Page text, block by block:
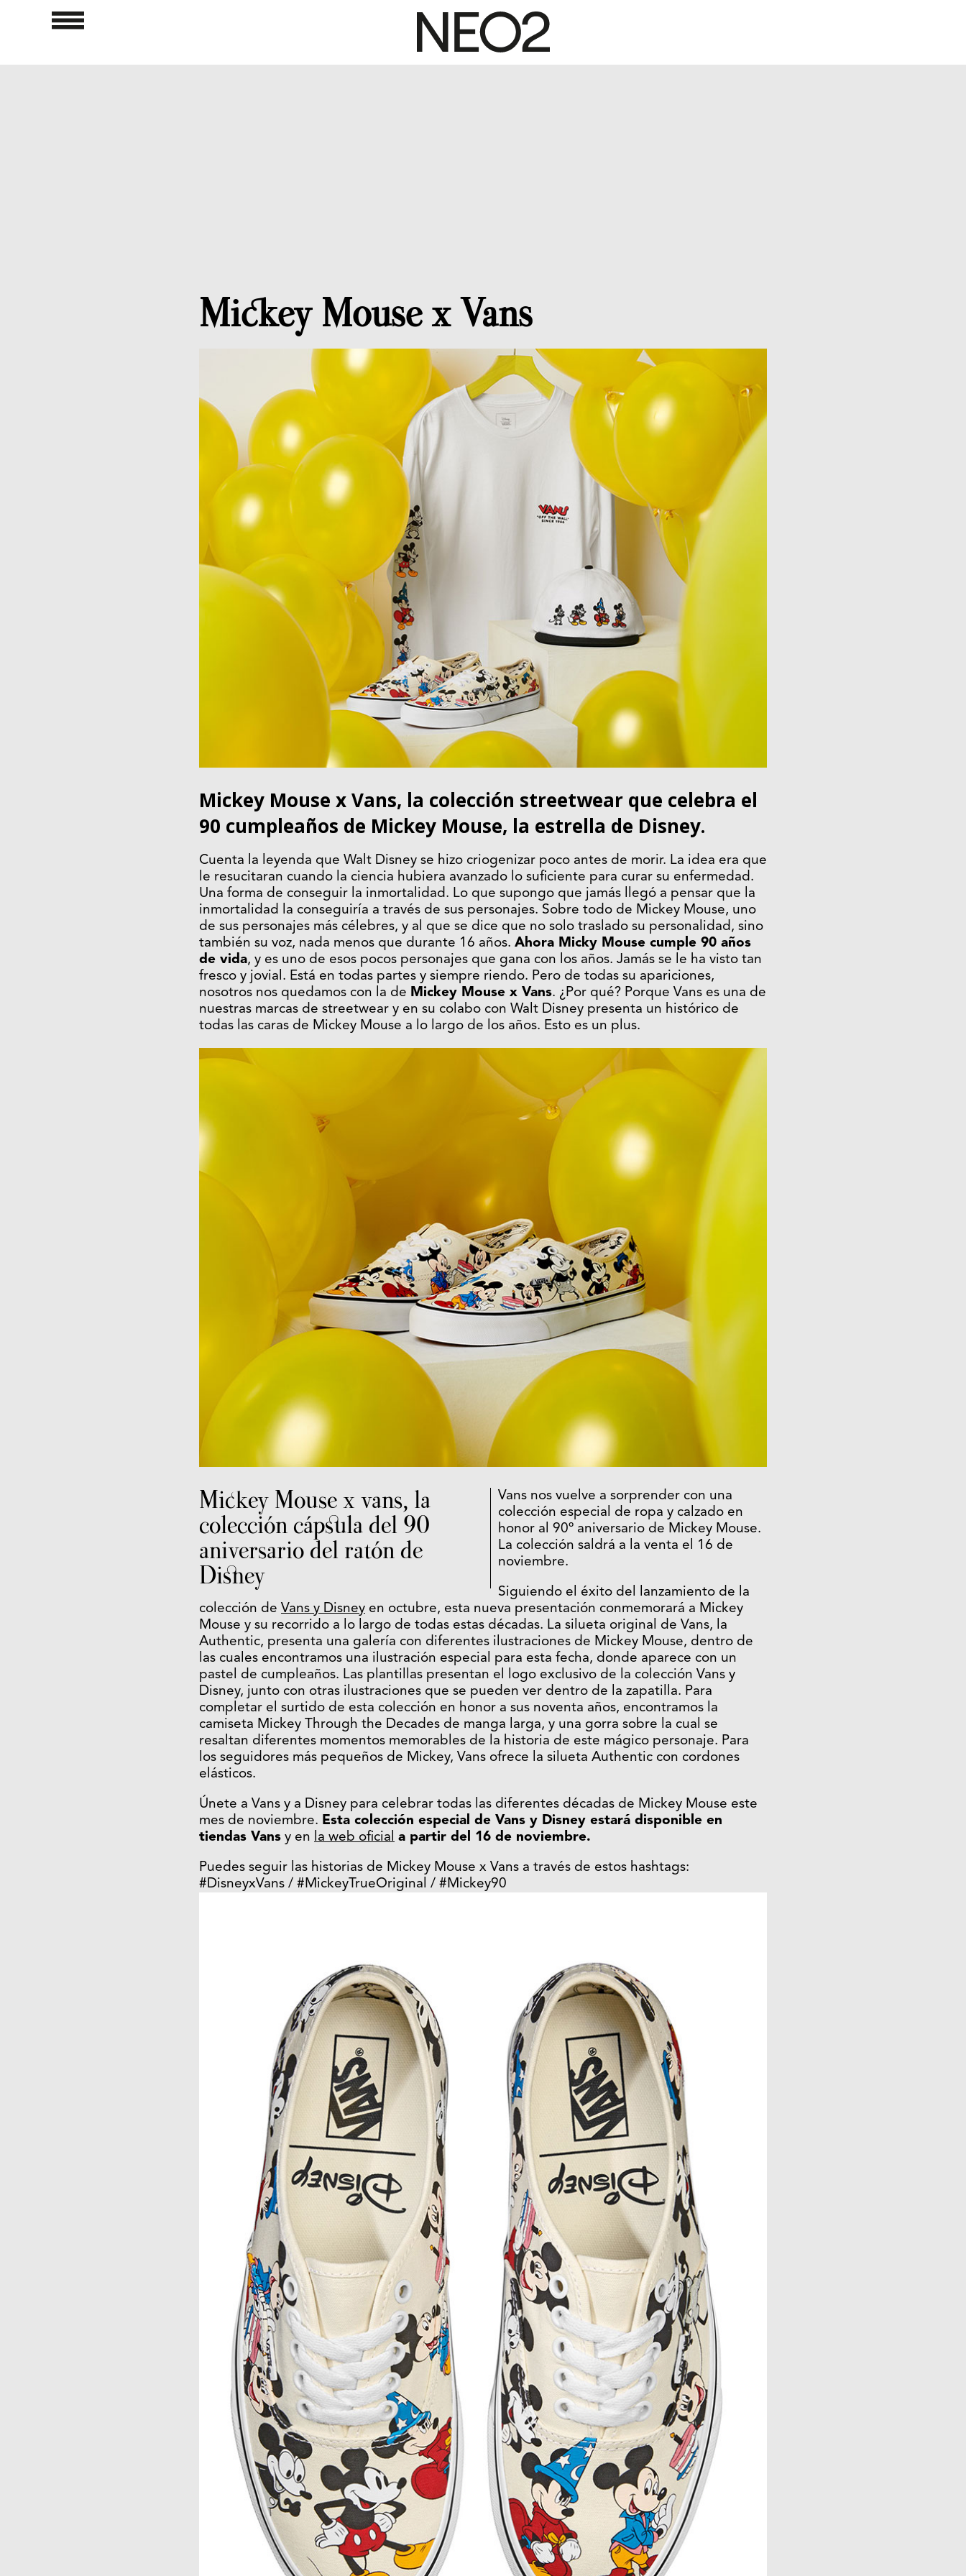
Mickey Mouse x Vans
Mickey Mouse x Vans, la colección streetwear que celebra el
90 cumpleaños de Mickey Mouse, la estrella de Disney.
Cuenta la leyenda que Walt Disney se hizo criogenizar poco antes de morir. La idea era que
le resucitaran cuando la ciencia hubiera avanzado lo suficiente para curar su enfermedad.
Una forma de conseguir la inmortalidad. Lo que supongo que jamás llegó a pensar que la
inmortalidad la conseguiría a través de sus personajes. Sobre todo de Mickey Mouse, uno
de sus personajes más célebres, y al que se dice que no solo traslado su personalidad, sino
también su voz, nada menos que durante 16 años. Ahora Micky Mouse cumple 90 años
de vida, y es uno de esos pocos personajes que gana con los años. Jamás se le ha visto tan
fresco y jovial. Está en todas partes y siempre riendo. Pero de todas su apariciones,
nosotros nos quedamos con la de Mickey Mouse x Vans. ¿Por qué? Porque Vans es una de
nuestras marcas de streetwear y en su colabo con Walt Disney presenta un histórico de
todas las caras de Mickey Mouse a lo largo de los años. Esto es un plus.
Mickey Mouse x vans, la
colección cápsula del 90
aniversario del ratón de
Disney
Vans nos vuelve a sorprender con una
colección especial de ropa y calzado en
honor al 90º aniversario de Mickey Mouse.
La colección saldrá a la venta el 16 de
noviembre.
Siguiendo el éxito del lanzamiento de la
colección de Vans y Disney en octubre, esta nueva presentación conmemorará a Mickey
Mouse y su recorrido a lo largo de todas estas décadas. La silueta original de Vans, la
Authentic, presenta una galería con diferentes ilustraciones de Mickey Mouse, dentro de
las cuales encontramos una ilustración especial para esta fecha, donde aparece con un
pastel de cumpleaños. Las plantillas presentan el logo exclusivo de la colección Vans y
Disney, junto con otras ilustraciones que se pueden ver dentro de la zapatilla. Para
completar el surtido de esta colección en honor a sus noventa años, encontramos la
camiseta Mickey Through the Decades de manga larga, y una gorra sobre la cual se
resaltan diferentes momentos memorables de la historia de este mágico personaje. Para
los seguidores más pequeños de Mickey, Vans ofrece la silueta Authentic con cordones
elásticos.
Únete a Vans y a Disney para celebrar todas las diferentes décadas de Mickey Mouse este
mes de noviembre. Esta colección especial de Vans y Disney estará disponible en
tiendas Vans y en la web oficial a partir del 16 de noviembre.
Puedes seguir las historias de Mickey Mouse x Vans a través de estos hashtags:
#DisneyxVans / #MickeyTrueOriginal / #Mickey90